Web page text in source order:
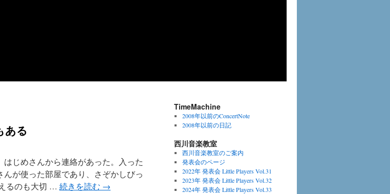
ある
じめさんから連絡があった。入った
が使った部屋であり、さぞかしびっ
るのも大切 … 続きを読む →
TimeMachine
2008年以前のConcertNote
2008年以前の日記
西川音楽教室
西川音楽教室のご案内
発表会のページ
2022年 発表会 Little Players Vol.31
2023年 発表会 Little Players Vol.32
2024年 発表会 Little Players Vol.33